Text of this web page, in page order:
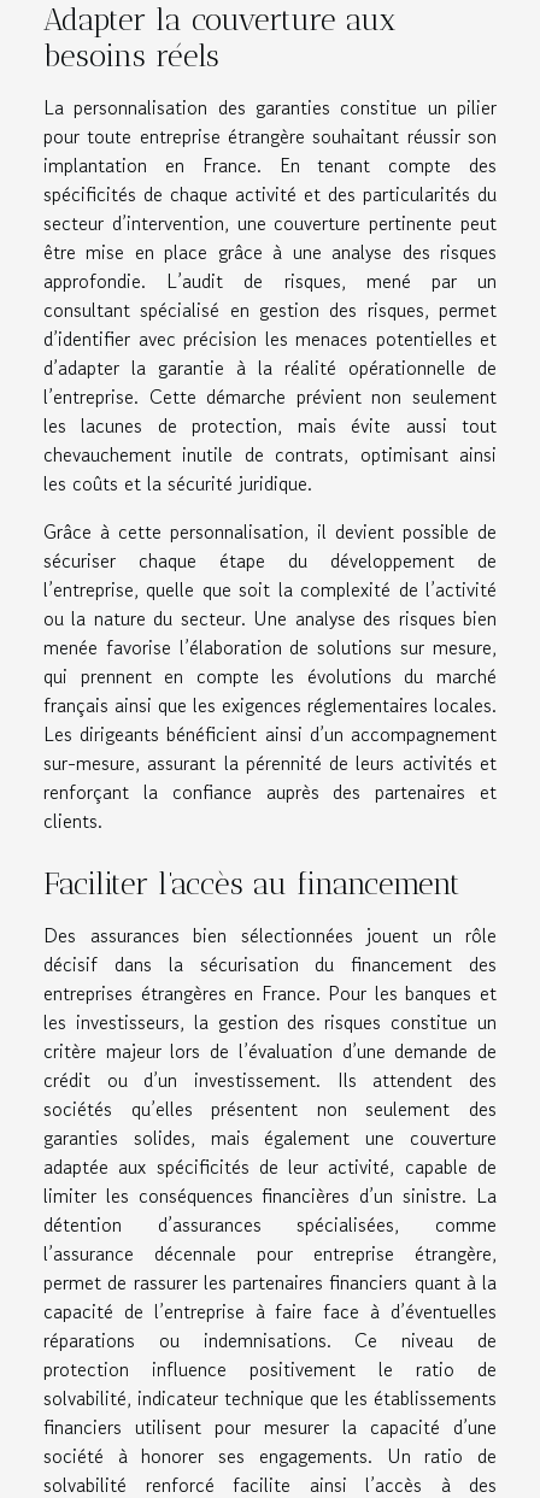
Adapter la couverture aux
besoins réels
La personnalisation des garanties constitue un pilier
pour toute entreprise étrangère souhaitant réussir son
implantation en France. En tenant compte des
spécificités de chaque activité et des particularités du
secteur d’intervention, une couverture pertinente peut
être mise en place grâce à une analyse des risques
approfondie. L’audit de risques, mené par un
consultant spécialisé en gestion des risques, permet
d’identifier avec précision les menaces potentielles et
d’adapter la garantie à la réalité opérationnelle de
l’entreprise. Cette démarche prévient non seulement
les lacunes de protection, mais évite aussi tout
chevauchement inutile de contrats, optimisant ainsi
les coûts et la sécurité juridique.
Grâce à cette personnalisation, il devient possible de
sécuriser chaque étape du développement de
l’entreprise, quelle que soit la complexité de l’activité
ou la nature du secteur. Une analyse des risques bien
menée favorise l’élaboration de solutions sur mesure,
qui prennent en compte les évolutions du marché
français ainsi que les exigences réglementaires locales.
Les dirigeants bénéficient ainsi d’un accompagnement
sur-mesure, assurant la pérennité de leurs activités et
renforçant la confiance auprès des partenaires et
clients.
Faciliter l’accès au financement
Des assurances bien sélectionnées jouent un rôle
décisif dans la sécurisation du financement des
entreprises étrangères en France. Pour les banques et
les investisseurs, la gestion des risques constitue un
critère majeur lors de l’évaluation d’une demande de
crédit ou d’un investissement. Ils attendent des
sociétés qu’elles présentent non seulement des
garanties solides, mais également une couverture
adaptée aux spécificités de leur activité, capable de
limiter les conséquences financières d’un sinistre. La
détention d’assurances spécialisées, comme
l’assurance décennale pour entreprise étrangère,
permet de rassurer les partenaires financiers quant à la
capacité de l’entreprise à faire face à d’éventuelles
réparations ou indemnisations. Ce niveau de
protection influence positivement le ratio de
solvabilité, indicateur technique que les établissements
financiers utilisent pour mesurer la capacité d’une
société à honorer ses engagements. Un ratio de
solvabilité renforcé facilite ainsi l’accès à des